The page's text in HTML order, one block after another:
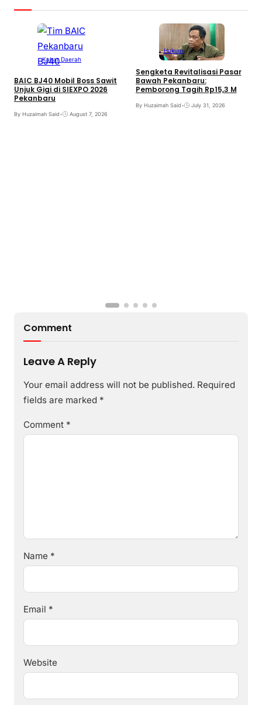
Kabar Daerah
BAIC BJ40 Mobil Boss Sawit
Unjuk Gigi di SIEXPO 2026
Pekanbaru
By Huzaimah Said• August 7, 2026
Hukum
Sengketa Revitalisasi Pasar
Bawah Pekanbaru:
Pemborong Tagih Rp15,3 M
By Huzaimah Said• July 31, 2026
Comment
Leave A Reply
Your email address will not be published. Required
fields are marked *
Comment *
Name *
Email *
Website